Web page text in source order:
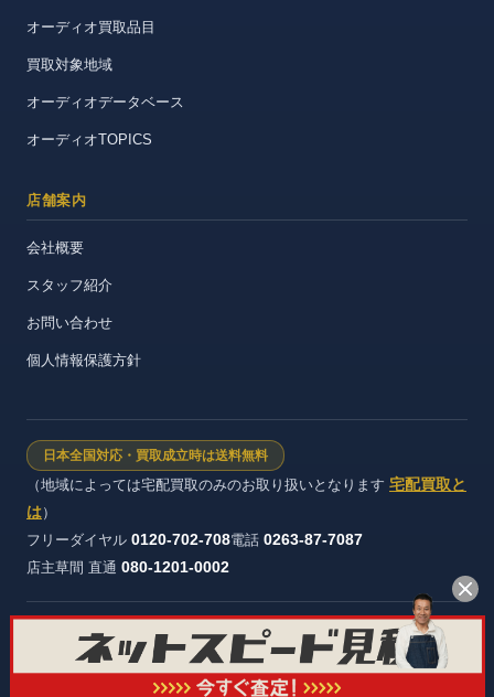
オーディオ買取品目
買取対象地域
オーディオデータベース
オーディオTOPICS
店舗案内
会社概要
スタッフ紹介
お問い合わせ
個人情報保護方針
日本全国対応・買取成立時は送料無料
（地域によっては宅配買取のみのお取り扱いとなります 宅配買取と
は）
フリーダイヤル 0120-702-708電話 0263-87-7087
店主草間 直通 080-1201-0002
株式会社ヴィンテージストック 長野県公安委員会 許可証番号：第
481321600012号
© オーディオ買取屋 All rights reserved.